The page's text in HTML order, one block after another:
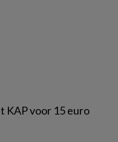
KAP voor 15 euro